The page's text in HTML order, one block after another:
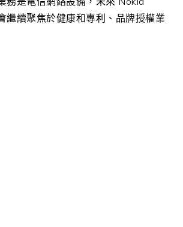
繼續聚焦於健康和專利、品牌授權業